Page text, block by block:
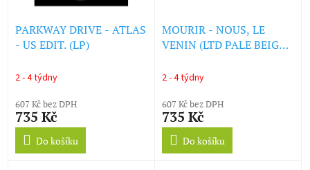
PARKWAY DRIVE - ATLAS
- US EDIT. (LP)
2 - 4 týdny
607 Kč bez DPH
735 Kč
Do košíku
MOURIR - NOUS, LE
VENIN (LTD PALE BEIGE
2 - 4 týdny
607 Kč bez DPH
735 Kč
Do košíku